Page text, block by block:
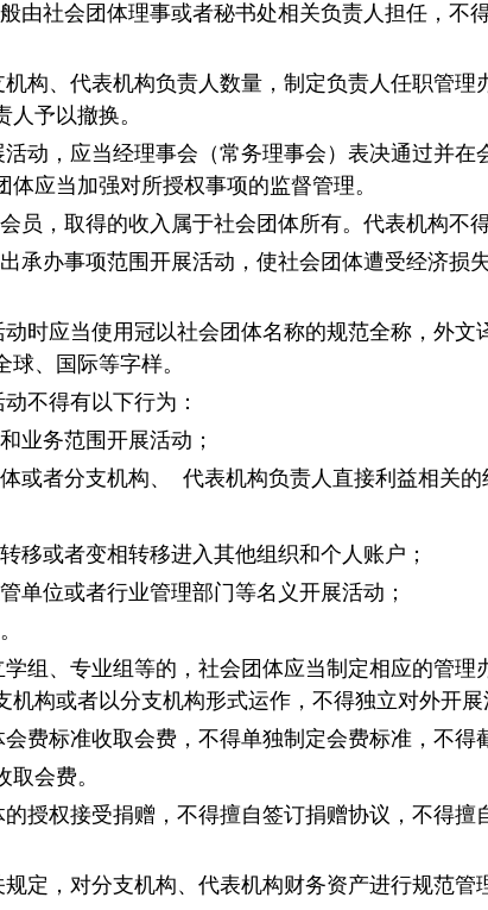
由社会团体理事或者秘书处相关负责人担任，不
构、代表机构负责人数量，制定负责人任职管
予以撤换。
动，应当经理事会（常务理事会）表决通过并
应当加强对所授权事项的监督管理。
员，取得的收入属于社会团体所有。代表机构不
承办事项范围开展活动，使社会团体遭受经济损
时应当使用冠以社会团体名称的规范全称，外
、国际等字样。
不得有以下行为：
业务范围开展活动；
或者分支机构、 代表机构负责人直接利益相关的
移或者变相转移进入其他组织和个人账户；
单位或者行业管理部门等名义开展活动；
组、专业组等的，社会团体应当制定相应的管
构或者以分支机构形式运作，不得独立对外开展
费标准收取会费，不得单独制定会费标准，不得
会费。
授权接受捐赠，不得擅自签订捐赠协议，不得
定，对分支机构、代表机构财务资产进行规范管